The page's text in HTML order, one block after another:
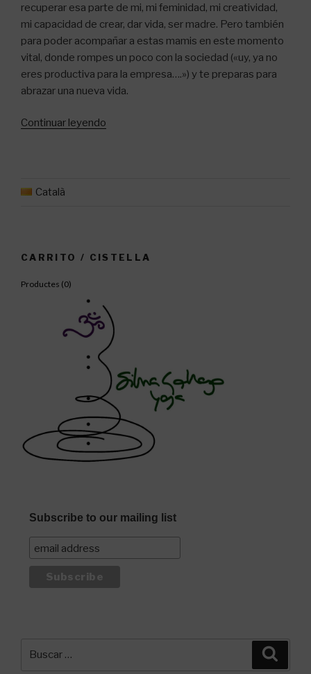
recuperar esa parte de mi, mi feminidad, mi creatividad,
mi capacidad de crear, dar vida, ser madre. Pero también
para poder acompañar a estas mamis en este momento
vital, donde rompes un poco con la sociedad («uy, ya no
eres productiva para la empresa….») y te preparas para
abrazar una nueva vida.
Continuar leyendo
Català
CARRITO / CISTELLA
Productes (0)
Subscribe to our mailing list